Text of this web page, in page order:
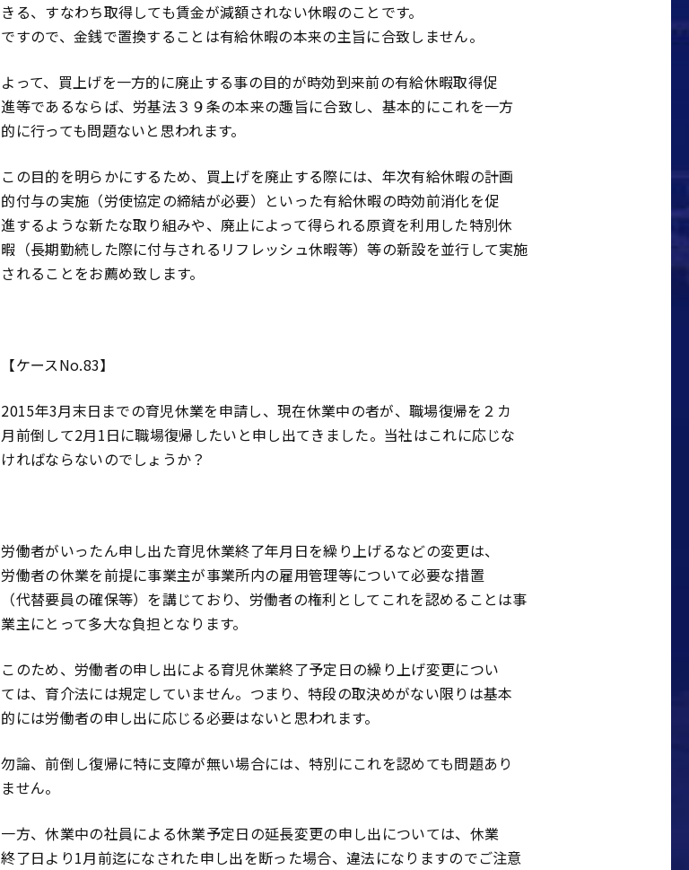
きる、すなわち取得しても賃金が減額されない休暇のことです。
ですので、金銭で置換することは有給休暇の本来の主旨に合致しません。
よって、買上げを一方的に廃止する事の目的が時効到来前の有給休暇取得促
進等であるならば、労基法３９条の本来の趣旨に合致し、基本的にこれを一方
的に行っても問題ないと思われます。
この目的を明らかにするため、買上げを廃止する際には、年次有給休暇の計画
的付与の実施（労使協定の締結が必要）といった有給休暇の時効前消化を促
進するような新たな取り組みや、廃止によって得られる原資を利用した特別休
暇（長期勤続した際に付与されるリフレッシュ休暇等）等の新設を並行して実施
されることをお薦め致します。
【ケースNo.83】
2015年3月末日までの育児休業を申請し、現在休業中の者が、職場復帰を２カ
月前倒して2月1日に職場復帰したいと申し出てきました。当社はこれに応じな
ければならないのでしょうか？
労働者がいったん申し出た育児休業終了年月日を繰り上げるなどの変更は、
労働者の休業を前提に事業主が事業所内の雇用管理等について必要な措置
（代替要員の確保等）を講じており、労働者の権利としてこれを認めることは事
業主にとって多大な負担となります。
このため、労働者の申し出による育児休業終了予定日の繰り上げ変更につい
ては、育介法には規定していません。つまり、特段の取決めがない限りは基本
的には労働者の申し出に応じる必要はないと思われます。
勿論、前倒し復帰に特に支障が無い場合には、特別にこれを認めても問題あり
ません。
一方、休業中の社員による休業予定日の延長変更の申し出については、休業
終了日より1月前迄になされた申し出を断った場合、違法になりますのでご注意